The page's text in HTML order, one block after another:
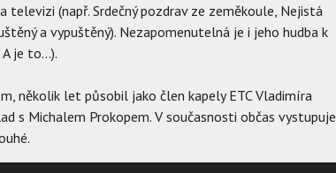
(např. Srdečný pozdrav ze zeměkoule, Nejistá
a vypuštěný). Nezapomenutelná je i jeho hudba k
je to...).
několik let působil jako člen kapely ETC Vladimíra
s Michalem Prokopem. V současnosti občas vystupuje